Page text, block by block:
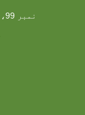
نمبر 99، شاننګ سړک، جينشان، 201508، شانګهای، چين